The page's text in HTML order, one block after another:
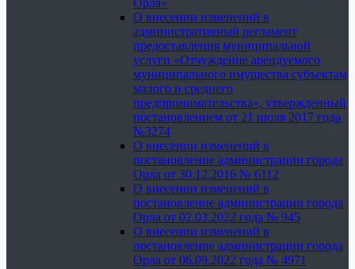
Орла»
О внесении изменений в
административный регламент
предоставления муниципальной
услуги «Отчуждение арендуемого
муниципального имущества субъектам
малого и среднего
предпринимательства», утвержденный
постановлением от 21 июля 2017 года
№3274
О внесении изменений в
постановление администрации города
Орла от 30.12.2016 № 6112
О внесении изменений в
постановление администрации города
Орла от 02.03.2022 года № 945
О внесении изменений в
постановление администрации города
Орла от 06.09.2022 года № 4971